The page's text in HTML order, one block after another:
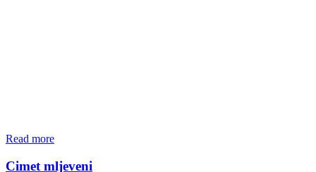
Read more
Cimet mljeveni